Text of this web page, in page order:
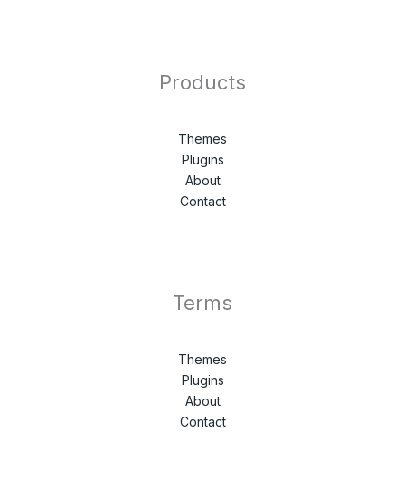
Products
Themes
Plugins
About
Contact
Terms
Themes
Plugins
About
Contact